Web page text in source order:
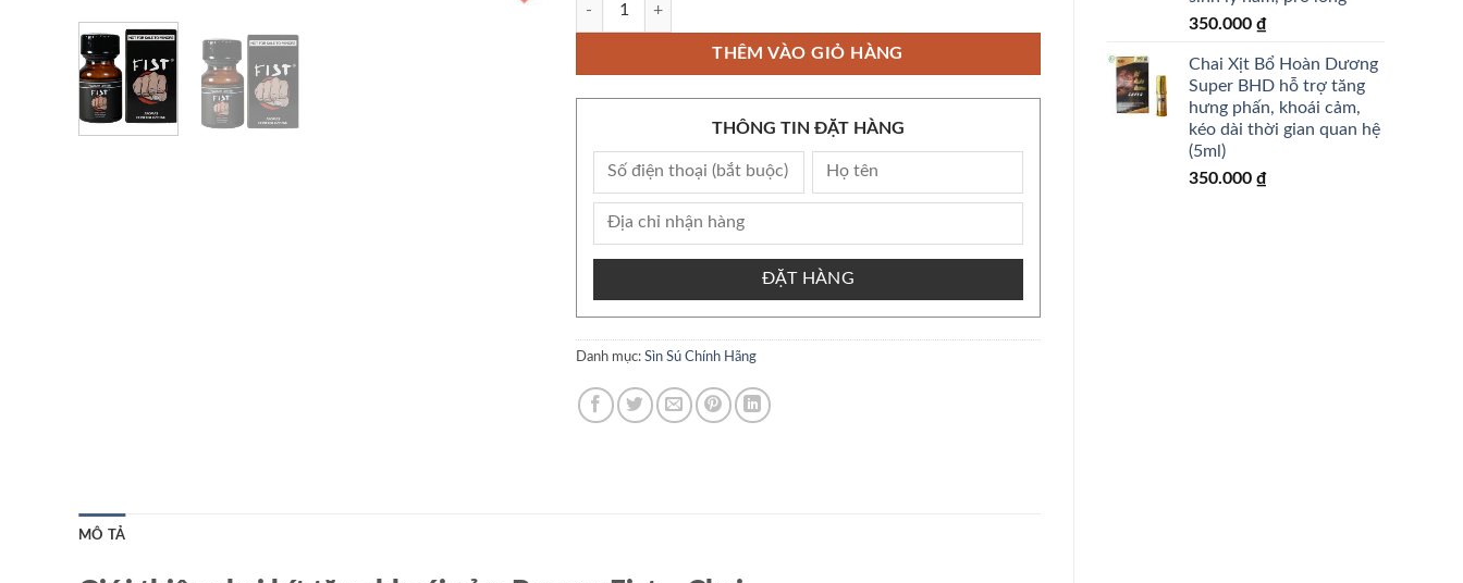
350.000 ₫
Chai Xịt Bổ Hoàn Dương
Super BHD hỗ trợ tăng
hưng phấn, khoái cảm,
kéo dài thời gian quan hệ
(5ml)
350.000 ₫
THÊM VÀO GIỎ HÀNG
THÔNG TIN ĐẶT HÀNG
ĐẶT HÀNG
Danh mục: Sìn Sú Chính Hãng
MÔ TẢ